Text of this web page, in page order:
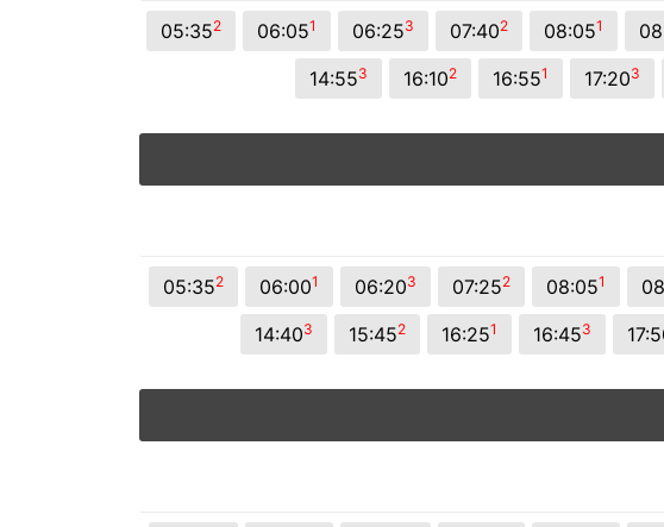
© 2026 Viva City Serviços Digitais Ltda. Todos os direitos reservados.
05:352 06:051 06:253 07:402 08:051
14:553 16:102 16:551 17:203
05:352 06:001 06:203 07:252 08:051
14:403 15:452 16:251 16:453